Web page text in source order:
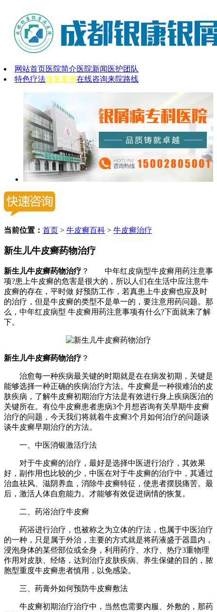
网站首页医院简介医院新闻 医护团队
特色疗法康复案例在线咨询来院路线
当前位置： 首页 > 牛皮癣百科 > 牛皮癣治疗
新生儿牛皮癣药物治疗
新生儿牛皮癣药物治疗 ？ 中年红皮病型牛皮癣用药注意事
项?患上牛皮癣的危害是很大的，所以人们在生活中应注意牛
皮癣的存在，平时做 好预防工作，若真患上牛皮癣也应及时
的治疗，但是牛皮癣的类型不是单一的，要注意用药问题。那
么，中年红皮病型 牛皮癣用药注意事项有什么?下面就来了解
下。
新生儿牛皮癣药物治疗 ？
治愈每一种疾病最关键的时期就是在在病发初期，关键是
能够选择一种正确的疾病治疗方法。牛皮癣是一种很难治的皮
肤疾病，了解牛皮癣初期治疗方法是有效进行身上疾病医治的
关键所在。有位牛皮癣患者患病3个月想咨询有关早期牛皮癣
治疗的问题，今天我们将就着牛皮癣3个月如何治疗的问题谈
谈牛皮癣早期治疗的方法。
一、中医消银激活疗法
对于牛皮癣的治疗，最好是选择中医进行治疗，其效果
好，副作用也比较的少，中医在对于牛皮癣的治疗中，其通过
治血祛风、滋阴养血，消除牛皮癣特征，使患者摆脱痛苦。最
后，激活人体自愈能力。才能够有效促进病情的恢复。
二、药浴治疗牛皮癣
药浴进行治疗，也被称之为立体的疗法，也属于中医治疗
的一种，只是属于外治，主要的方式就是将药液盛于器皿内，
浸泡身体的某些部位或全身，利用药疗、水疗、热疗3重物理
作用对皮肤、经络，达到治疗皮肤疾病、养生保健的目的，脓
胞型重度牛皮癣患者慎用，以免感染。
三、药膏外如何预防牛皮癣敷法
牛皮癣初期治疗治疗中，当然也需要内服、外敷的，那药